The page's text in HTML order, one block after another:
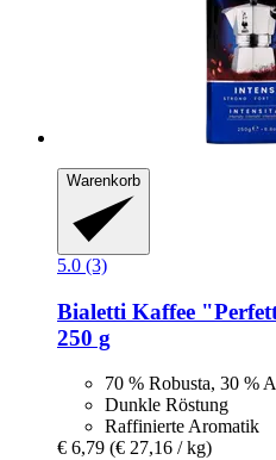
Warenkorb
5.0 (3)
Bialetti Kaffee
250 g
70 % Robusta, 30 %
Dunkle Röstung
Raffinierte Aromatik
€ 6,79 (€ 27,16 / kg)